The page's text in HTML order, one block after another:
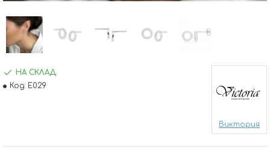
НА СКЛАД
Код: E029
Виктория